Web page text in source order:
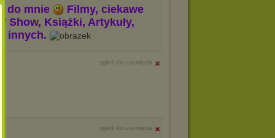
do mnie
Filmy, ciekawe
Show, Książki, Artykuły,
innych.
zgłoś do usunięcia
zgłoś do usunięcia